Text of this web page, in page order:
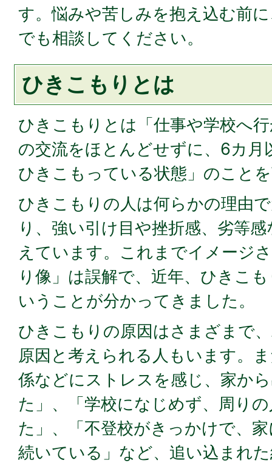
す。悩みや苦しみを抱え込む前
でも相談してください。
ひきこもりとは
ひきこもりとは「仕事や学校へ
の交流をほとんどせずに、6カ月
ひきこもっている状態」のこと
ひきこもりの人は何らかの理由
り、強い引け目や挫折感、劣等
えています。これまでイメージ
り像」は誤解で、近年、ひきこ
いうことが分かってきました。
ひきこもりの原因はさまざまで
原因と考えられる人もいます。
係などにストレスを感じ、家か
た」、「学校になじめず、周り
た」、「不登校がきっかけで、
続いている」など、追い込まれ